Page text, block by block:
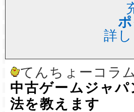
詳
てんちょーコラ
中古ゲームジャ
法を教えます